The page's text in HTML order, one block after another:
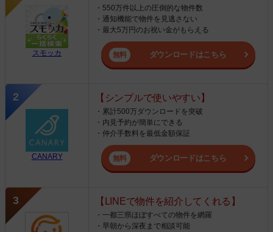
スモッカ
・550万件以上の圧倒的な物件数
・通知機能で物件を見逃さない
・最大5万円のお祝い金がもらえる
ダウンロードはこちら
CANARY
【シンプルで使いやすい】
・累計500万ダウンロードを突破
・内見予約が簡単にできる
・仲介手数料を最低金額保証
ダウンロードはこちら
【LINEで物件を紹介してくれる】
・一都三県ほぼすべての物件を網羅
・早朝から深夜まで相談可能